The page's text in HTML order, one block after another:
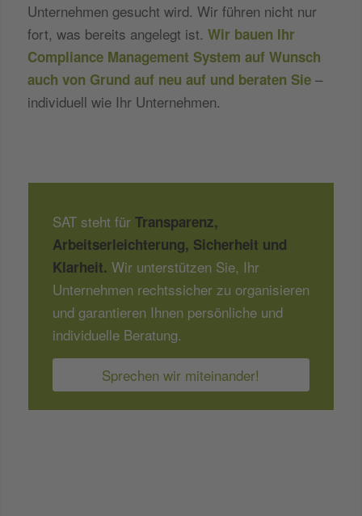
Unternehmen gesucht wird. Wir führen nicht nur
fort, was bereits angelegt ist. Wir bauen Ihr
Compliance Management System auf Wunsch
auch von Grund auf neu auf und beraten Sie –
individuell wie Ihr Unternehmen.
SAT steht für Transparenz,
Arbeitserleichterung, Sicherheit und
Klarheit. Wir unterstützen Sie, Ihr
Unternehmen rechtssicher zu organisieren
und garantieren Ihnen persönliche und
individuelle Beratung.
Sprechen wir miteinander!